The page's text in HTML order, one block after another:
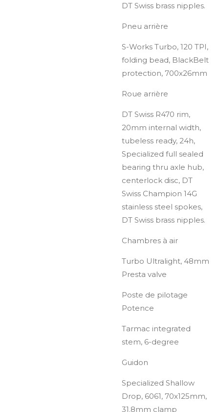
DT Swiss brass nipples.
Pneu arrière
S-Works Turbo, 120 TPI,
folding bead, BlackBelt
protection, 700x26mm
Roue arrière
DT Swiss R470 rim,
20mm internal width,
tubeless ready, 24h,
Specialized full sealed
bearing thru axle hub,
centerlock disc, DT
Swiss Champion 14G
stainless steel spokes,
DT Swiss brass nipples.
Chambres à air
Turbo Ultralight, 48mm
Presta valve
Poste de pilotage
Potence
Tarmac integrated
stem, 6-degree
Guidon
Specialized Shallow
Drop, 6061, 70x125mm,
31.8mm clamp